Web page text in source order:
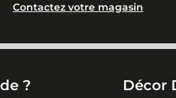
Contactez votre magasin
? Décor